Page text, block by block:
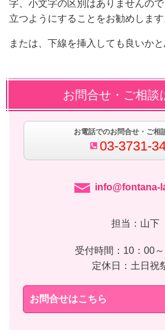
字、小文字の区別はありませんの
立つようにすることをお勧めします
または、下線を挿入しても良いかと
お問合せ・ご相談
お電話でのお問合せ・ご相
03-3731-
info@fontana-
担当：山下
受付時間：10：00
定休日：土日祝
お問合せはこちら